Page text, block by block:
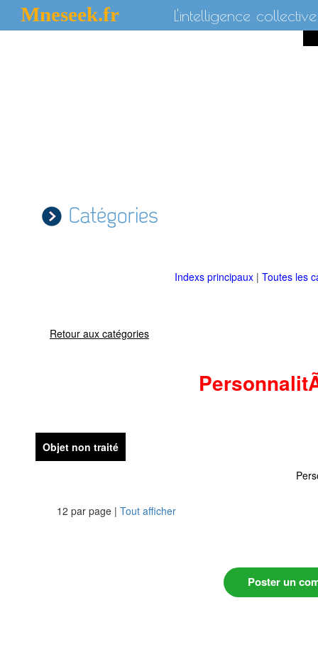
Mneseek.fr L'intelligence collective
Catégories
Indexs principaux | Toutes les
Retour aux catégories
Objet non traité
12 par page | Tout afficher
Poster un